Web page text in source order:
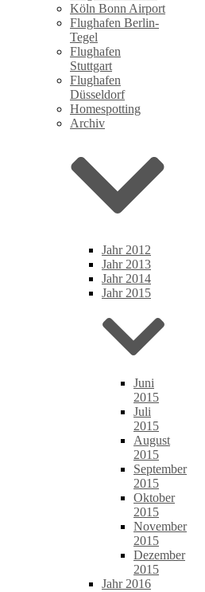
Köln Bonn Airport
Flughafen Berlin-
Tegel
Flughafen
Stuttgart
Flughafen
Düsseldorf
Homespotting
Archiv
Jahr 2012
Jahr 2013
Jahr 2014
Jahr 2015
Juni
2015
Juli
2015
August
2015
September
2015
Oktober
2015
November
2015
Dezember
2015
Jahr 2016